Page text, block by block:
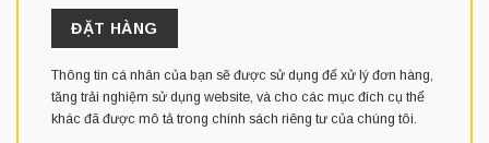
ĐẶT HÀNG
Thông tin cá nhân của bạn sẽ được sử dụng để xử lý đơn hàng,
tăng trải nghiệm sử dụng website, và cho các mục đích cụ thể
khác đã được mô tả trong chính sách riêng tư của chúng tôi.